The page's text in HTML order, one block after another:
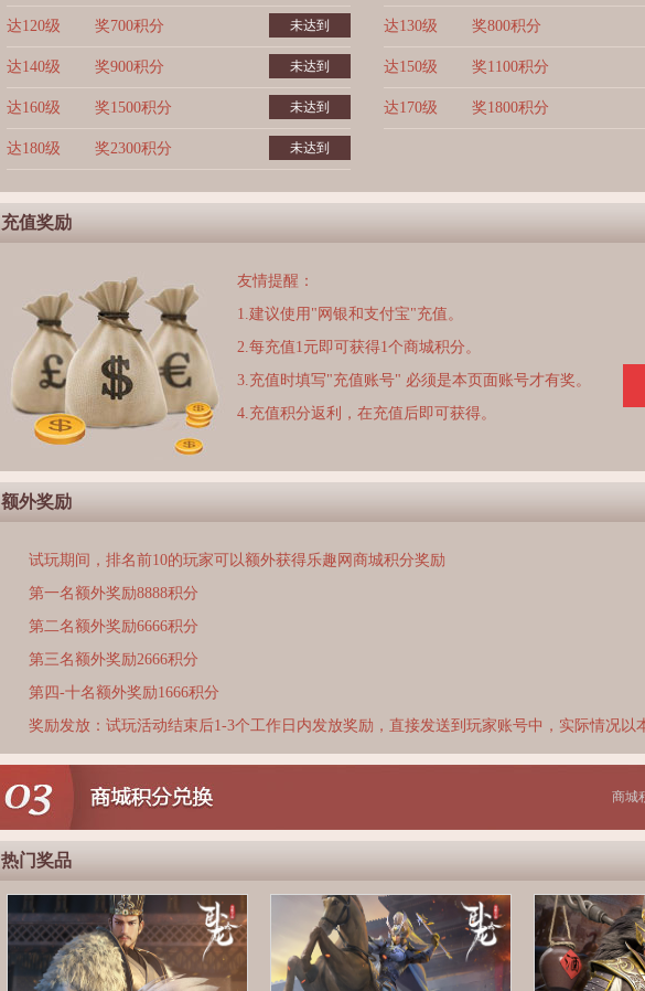
达120级 奖700积分 未达到 达130级 奖800积分
达140级 奖900积分 未达到 达150级 奖1100积分
达160级 奖1500积分 未达到 达170级 奖1800积分
达180级 奖2300积分 未达到
充值奖励
友情提醒：
1.建议使用"网银和支付宝"充值。
2.每充值1元即可获得1个商城积分。
3.充值时填写"充值账号" 必须是本页面账号才有奖。
4.充值积分返利，在充值后即可获得。
额外奖励
试玩期间，排名前10的玩家可以额外获得乐趣网商城积分奖励
第一名额外奖励8888积分
第二名额外奖励6666积分
第三名额外奖励2666积分
第四-十名额外奖励1666积分
奖励发放：试玩活动结束后1-3个工作日内发放奖励，直接发送到玩家账号中，实际情况以
商城
热门奖品